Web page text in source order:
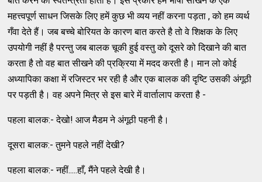
महत्त्वपूर्ण साधन जिसके लिए हमें कुछ भी व्यय नहीं करना पड़ता , को हम व्यर्थ
गँवा देते हैं। जब बच्चे बोरियत के कारण बात करते है तो वे शिक्षक के लिए
उपयोगी नहीं है परन्तु जब बालक चूकी हुई वस्तु को दूसरे को दिखाने की बात
करता है तो वह बात सीखने की प्रक्रिया में मदद करती है। मान लो कोई
अध्यापिका कक्षा में रजिस्टर भर रही है और एक बालक की दृष्टि उसकी अंगूठी
पर पड़ती है। वह अपने मित्र से इस बारे में वार्तालाप करता है -
पहला बालक:- देखो! आज मैडम ने अंगूठी पहनी है।
दूसरा बालक:- तुमने पहले नहीं देखी?
पहला बालक:- नहीं.....हाँ, मैंने पहले देखी है।